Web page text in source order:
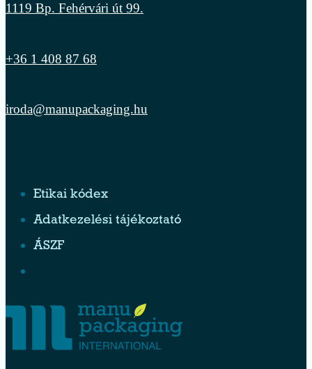
1119 Bp. Fehérvári út 99.
+36 1 408 87 68
iroda@manupackaging.hu
Etikai kódex
Adatkezelési tájékoztató
ÁSZF